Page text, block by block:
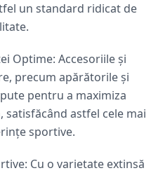
un standard ridicat de
Optime: Accesoriile și
precum apărătorile și
pentru a maximiza
astfel cele mai
sportive.
Cu o varietate extinsă